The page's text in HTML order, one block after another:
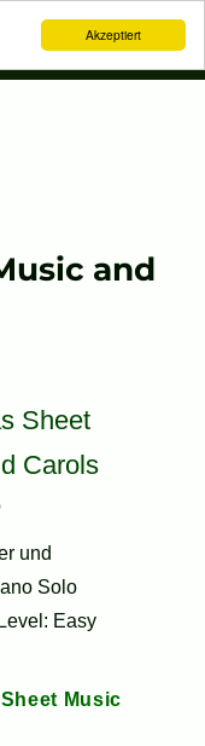
Akzeptiert
and
Sheet
Carols
und
Solo
Easy
Music